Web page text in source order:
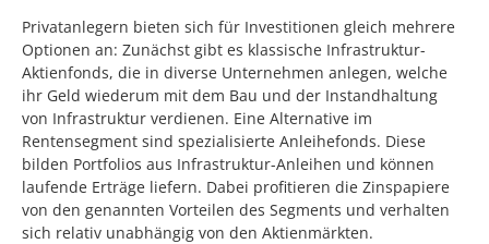
Privatanlegern bieten sich für Investitionen gleich mehrere
Optionen an: Zunächst gibt es klassische Infrastruktur-
Aktienfonds, die in diverse Unternehmen anlegen, welche
ihr Geld wiederum mit dem Bau und der Instandhaltung
von Infrastruktur verdienen. Eine Alternative im
Rentensegment sind spezialisierte Anleihefonds. Diese
bilden Portfolios aus Infrastruktur-Anleihen und können
laufende Erträge liefern. Dabei profitieren die Zinspapiere
von den genannten Vorteilen des Segments und verhalten
sich relativ unabhängig von den Aktienmärkten.